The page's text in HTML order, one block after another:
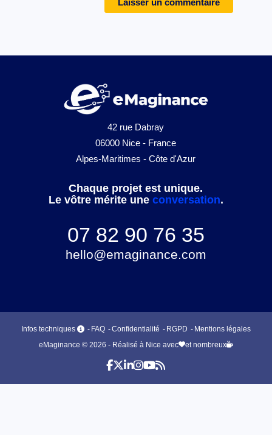
42 rue Dabray
06000 Nice - France
Alpes-Maritimes - Côte d'Azur
Chaque projet est unique.
Le vôtre mérite une conversation.
07 82 90 76 35
hello@emaginance.com
Infos techniques FAQ Confidentialité RGPD
Mentions légales
eMaginance © 2026 - Réalisé à Nice avec
et nombreux